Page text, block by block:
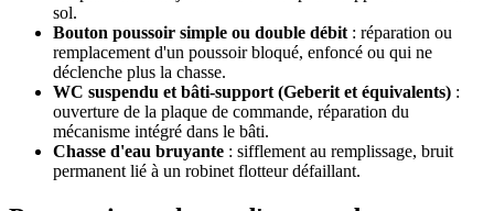
sol.
Bouton poussoir simple ou double débit : réparation ou
remplacement d'un poussoir bloqué, enfoncé ou qui ne
déclenche plus la chasse.
WC suspendu et bâti-support (Geberit et équivalents) :
ouverture de la plaque de commande, réparation du
mécanisme intégré dans le bâti.
Chasse d'eau bruyante : sifflement au remplissage, bruit
permanent lié à un robinet flotteur défaillant.